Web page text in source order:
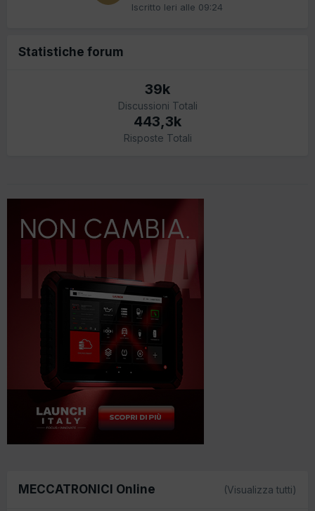
Iscritto Ieri alle 09:24
Statistiche forum
39k
Discussioni Totali
443,3k
Risposte Totali
MECCATRONICI Online (Visualizza tutti)